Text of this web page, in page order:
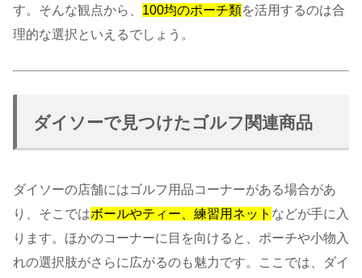
す。そんな観点から、 100均のポーチ類を活用するのは合
理的な選択といえるでしょう。
ダイソーで見つけたゴルフ関連商品
ダイソーの店舗にはゴルフ用品コーナーがある場合があ
り、そこではボールやティー、練習用ネット などが手に入
ります。ほかのコーナーに目を向けると、ポーチや小物入
れの選択肢がさらに広がるのも魅力です。ここでは、ダイ